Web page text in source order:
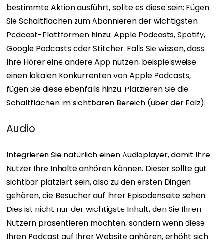
bestimmte Aktion ausführt, sollte es diese sein: Fügen
Sie Schaltflächen zum Abonnieren der wichtigsten
Podcast-Plattformen hinzu: Apple Podcasts, Spotify,
Google Podcasts oder Stitcher. Falls Sie wissen, dass
Ihre Hörer eine andere App nutzen, beispielsweise
einen lokalen Konkurrenten von Apple Podcasts,
fügen Sie diese ebenfalls hinzu. Platzieren Sie die
Schaltflächen im sichtbaren Bereich (über der Falz).
Audio
Integrieren Sie natürlich einen Audioplayer, damit Ihre
Nutzer Ihre Inhalte anhören können. Dieser sollte gut
sichtbar platziert sein, also zu den ersten Dingen
gehören, die Besucher auf Ihrer Episodenseite sehen.
Dies ist nicht nur der wichtigste Inhalt, den Sie Ihren
Nutzern präsentieren möchten, sondern wenn diese
Ihren Podcast auf Ihrer Website anhören, erhöht sich